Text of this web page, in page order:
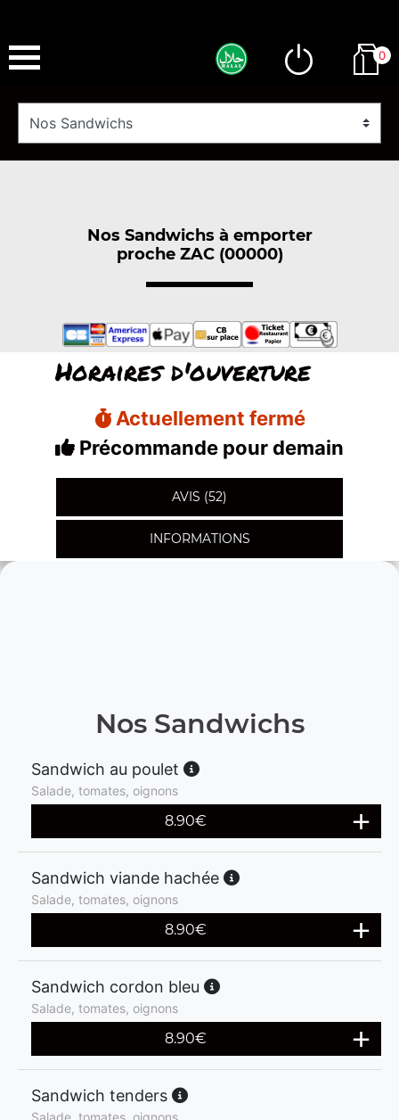
0
Nos Sandwichs à emporter
proche ZAC (00000)
Horaires d'ouverture
Actuellement fermé
Précommande pour demain
AVIS (52)
INFORMATIONS
Nos Sandwichs
Sandwich au poulet
Salade, tomates, oignons
8.90€
Sandwich viande hachée
Salade, tomates, oignons
8.90€
Sandwich cordon bleu
Salade, tomates, oignons
8.90€
Sandwich tenders
Salade, tomates, oignons